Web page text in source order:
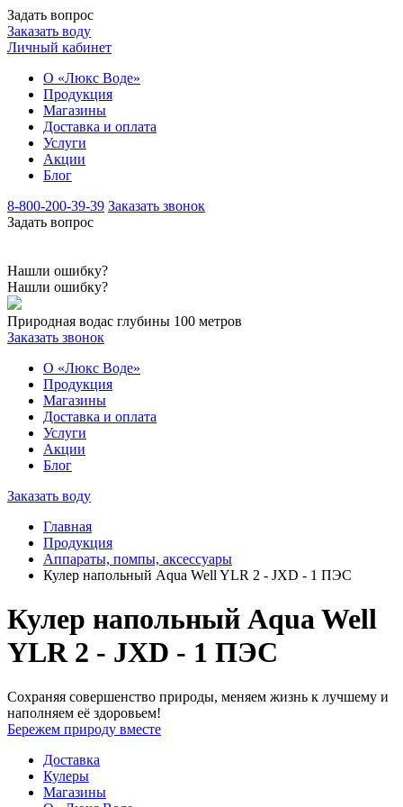
Задать вопрос
Заказать воду
Личный кабинет
О «Люкс Воде»
Продукция
Магазины
Доставка и оплата
Услуги
Акции
Блог
8-800-200-39-39 Заказать звонок
Задать вопрос
Нашли ошибку?
Нашли ошибку?
Природная водас глубины 100 метров
Заказать звонок
О «Люкс Воде»
Продукция
Магазины
Доставка и оплата
Услуги
Акции
Блог
Заказать воду
Главная
Продукция
Аппараты, помпы, аксессуары
Кулер напольный Aqua Well YLR 2 - JXD - 1 ПЭС
Кулер напольный Aqua Well
YLR 2 - JXD - 1 ПЭС
Сохраняя совершенство природы, меняем жизнь к лучшему и
наполняем её здоровьем!
Бережем природу вместе
Доставка
Кулеры
Магазины